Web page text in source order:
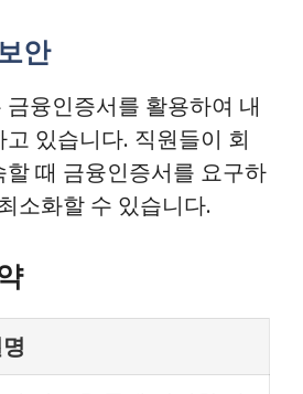
안
융인증서를 활용하여 내
있습니다. 직원들이 회
때 금융인증서를 요구하
소화할 수 있습니다.